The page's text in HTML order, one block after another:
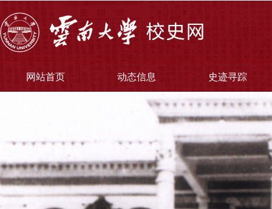
网站首页 动态信息 史迹寻踪